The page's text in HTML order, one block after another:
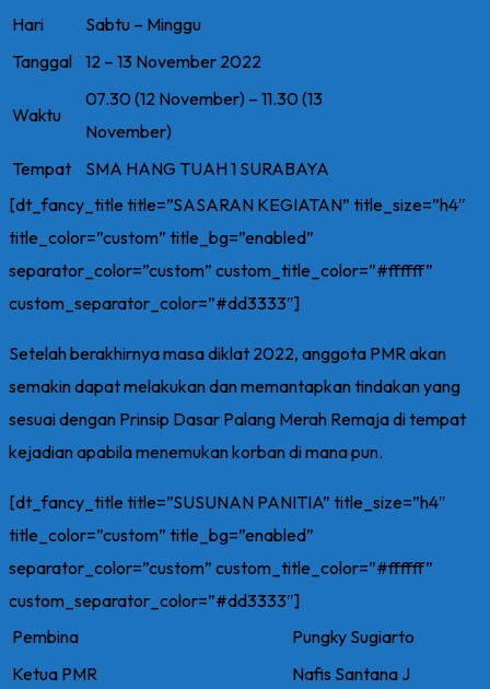
Hari
Sabtu – Minggu
Tanggal 12 – 13 November 2022
Waktu
07.30 (12 November) – 11.30 (13
November)
Tempat
SMA HANG TUAH 1 SURABAYA
[dt_fancy_title title=”SASARAN KEGIATAN” title_size=”h4″
title_color=”custom” title_bg=”enabled”
separator_color=”custom” custom_title_color=”#ffffff”
custom_separator_color=”#dd3333″]
Setelah berakhirnya masa diklat 2022, anggota PMR akan
semakin dapat melakukan dan memantapkan tindakan yang
sesuai dengan Prinsip Dasar Palang Merah Remaja di tempat
kejadian apabila menemukan korban di mana pun.
[dt_fancy_title title=”SUSUNAN PANITIA” title_size=”h4″
title_color=”custom” title_bg=”enabled”
separator_color=”custom” custom_title_color=”#ffffff”
custom_separator_color=”#dd3333″]
Pembina
Pungky Sugiarto
Ketua PMR
Nafis Santana J